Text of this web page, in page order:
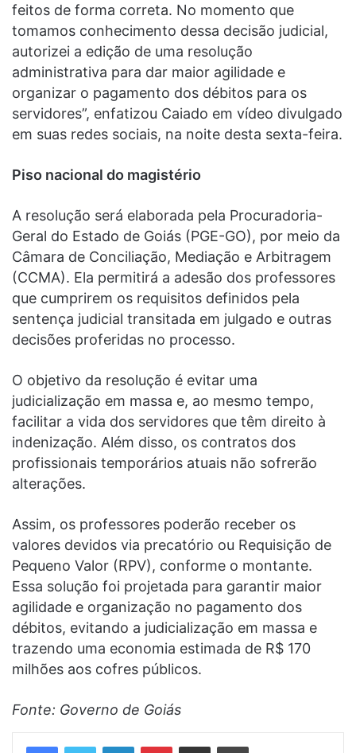
feitos de forma correta. No momento que
tomamos conhecimento dessa decisão judicial,
autorizei a edição de uma resolução
administrativa para dar maior agilidade e
organizar o pagamento dos débitos para os
servidores”, enfatizou Caiado em vídeo divulgado
em suas redes sociais, na noite desta sexta-feira.
Piso nacional do magistério
A resolução será elaborada pela Procuradoria-
Geral do Estado de Goiás (PGE-GO), por meio da
Câmara de Conciliação, Mediação e Arbitragem
(CCMA). Ela permitirá a adesão dos professores
que cumprirem os requisitos definidos pela
sentença judicial transitada em julgado e outras
decisões proferidas no processo.
O objetivo da resolução é evitar uma
judicialização em massa e, ao mesmo tempo,
facilitar a vida dos servidores que têm direito à
indenização. Além disso, os contratos dos
profissionais temporários atuais não sofrerão
alterações.
Assim, os professores poderão receber os
valores devidos via precatório ou Requisição de
Pequeno Valor (RPV), conforme o montante.
Essa solução foi projetada para garantir maior
agilidade e organização no pagamento dos
débitos, evitando a judicialização em massa e
trazendo uma economia estimada de R$ 170
milhões aos cofres públicos.
Fonte: Governo de Goiás
LinkedinPinterestCompartilhar via e-mail Imprimir